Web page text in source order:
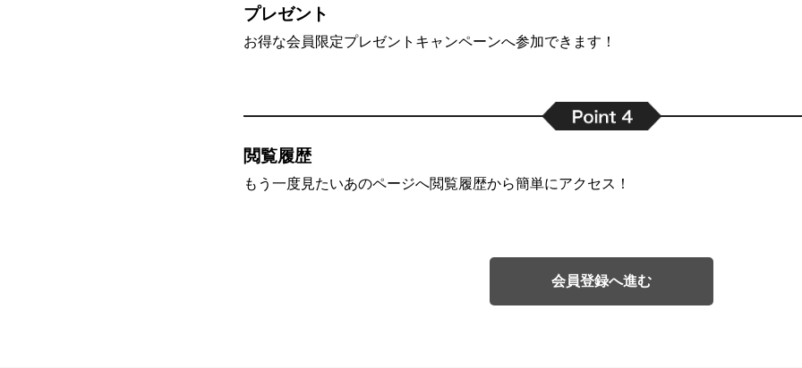
プレゼント
お得な会員限定プレゼントキャンペーンへ参加できます！
閲覧履歴
もう一度見たいあのページへ閲覧履歴から簡単にアクセス！
会員登録へ進む